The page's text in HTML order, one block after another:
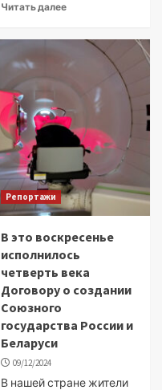
Читать далее
Репортажи
В это воскресенье
исполнилось
четверть века
Договору о создании
Союзного
государства России и
Беларуси
09/12/2024
В нашей стране жители